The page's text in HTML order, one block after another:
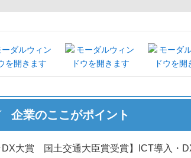
さい。
度です。
企業のここがポイント
DX大賞 国土交通大臣賞受賞】ICT導入・